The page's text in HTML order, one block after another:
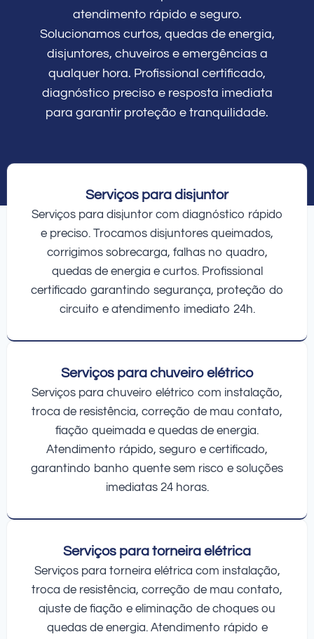
atendimento rápido e seguro.
Solucionamos curtos, quedas de energia,
disjuntores, chuveiros e emergências a
qualquer hora. Profissional certificado,
diagnóstico preciso e resposta imediata
para garantir proteção e tranquilidade.
Serviços para disjuntor
Serviços para disjuntor com diagnóstico rápido
e preciso. Trocamos disjuntores queimados,
corrigimos sobrecarga, falhas no quadro,
quedas de energia e curtos. Profissional
certificado garantindo segurança, proteção do
circuito e atendimento imediato 24h.
Serviços para chuveiro elétrico
Serviços para chuveiro elétrico com instalação,
troca de resistência, correção de mau contato,
fiação queimada e quedas de energia.
Atendimento rápido, seguro e certificado,
garantindo banho quente sem risco e soluções
imediatas 24 horas.
Serviços para torneira elétrica
Serviços para torneira elétrica com instalação,
troca de resistência, correção de mau contato,
ajuste de fiação e eliminação de choques ou
quedas de energia. Atendimento rápido e